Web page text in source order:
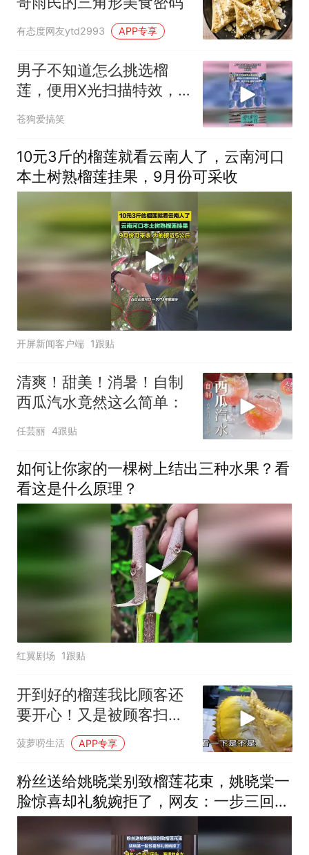
有态度网友ytd2993 APP专享
男子不知道怎么挑选榴
莲，便用X光扫描特效，
看榴莲！
苍狗爱搞笑
10元3斤的榴莲就看云南人了，云南河口
本土树熟榴莲挂果，9月份可采收
开屏新闻客户端 1跟贴
清爽！甜美！消暑！自制
西瓜汽水竟然这么简单：
任芸丽 4跟贴
如何让你家的一棵树上结出三种水果？看
看这是什么原理？
红翼剧场 1跟贴
开到好的榴莲我比顾客还
要开心！又是被顾客扫货
的一天
菠萝唠生活 APP专享
粉丝送给姚晓棠别致榴莲花束，姚晓棠一
脸惊喜却礼貌婉拒了，网友：一步三回
头，两眼放金光